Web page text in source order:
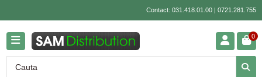
Contact: 031.418.01.00| 0721.281.755
0